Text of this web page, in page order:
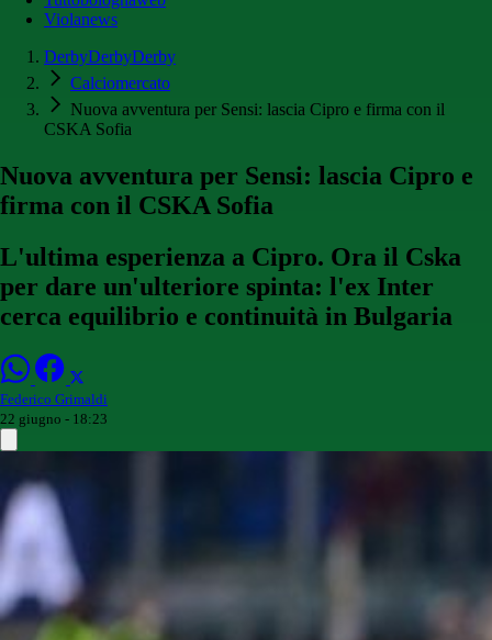
Violanews
DerbyDerbyDerby
Calciomercato
Nuova avventura per Sensi: lascia Cipro e firma con il
CSKA Sofia
Nuova avventura per Sensi: lascia Cipro e
firma con il CSKA Sofia
L'ultima esperienza a Cipro. Ora il Cska
per dare un'ulteriore spinta: l'ex Inter
cerca equilibrio e continuità in Bulgaria
Federico Grimaldi
22 giugno - 18:23